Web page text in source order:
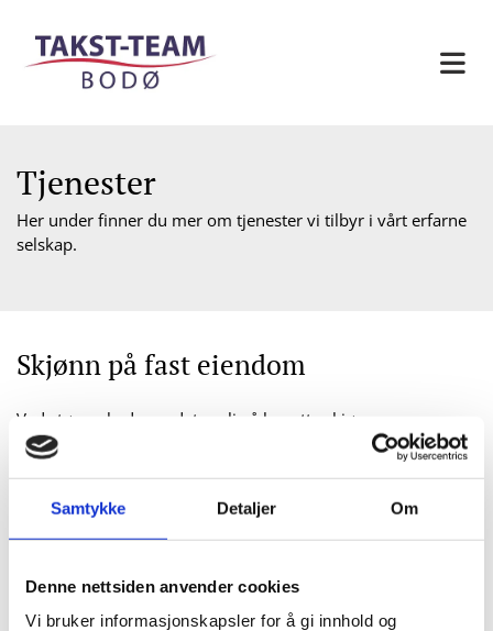
Samtykke Detaljer Om
Denne nettsiden anvender cookies
Vi bruker informasjonskapsler for å gi innhold og
Tjenester
Her under finner du mer om tjenester vi tilbyr i vårt erfarne
selskap.
Skjønn på fast eiendom
Ved større skader er det mulig å benytte skjønn som
oppgjørsform. Forsikringsselskapet og skadelidte velger
hver sin skjønnsmann som skal bli enige om erstatningen
bygningsdeler som legges til grunn for detaljert beregning
som utføres av skjønnsmennene i fellesskap.
Kontakt oss